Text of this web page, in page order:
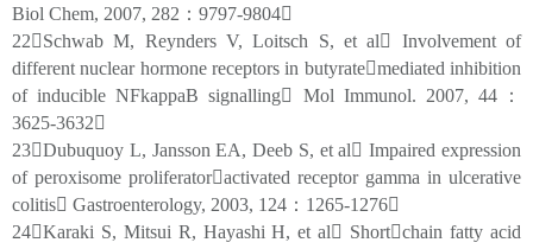
Biol Chem, 2007, 282：9797-9804
22Schwab M, Reynders V, Loitsch S, et al Involvement of
different nuclear hormone receptors in butyratemediated inhibition
of inducible NFkappaB signalling Mol Immunol. 2007, 44：
3625-3632
23Dubuquoy L, Jansson EA, Deeb S, et al Impaired expression
of peroxisome proliferatoractivated receptor gamma in ulcerative
colitis Gastroenterology, 2003, 124：1265-1276
24Karaki S, Mitsui R, Hayashi H, et al Shortchain fatty acid